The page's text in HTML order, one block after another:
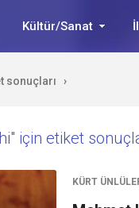
Kültür/Sanat
sonuçları ›
için etiket
KÜRT